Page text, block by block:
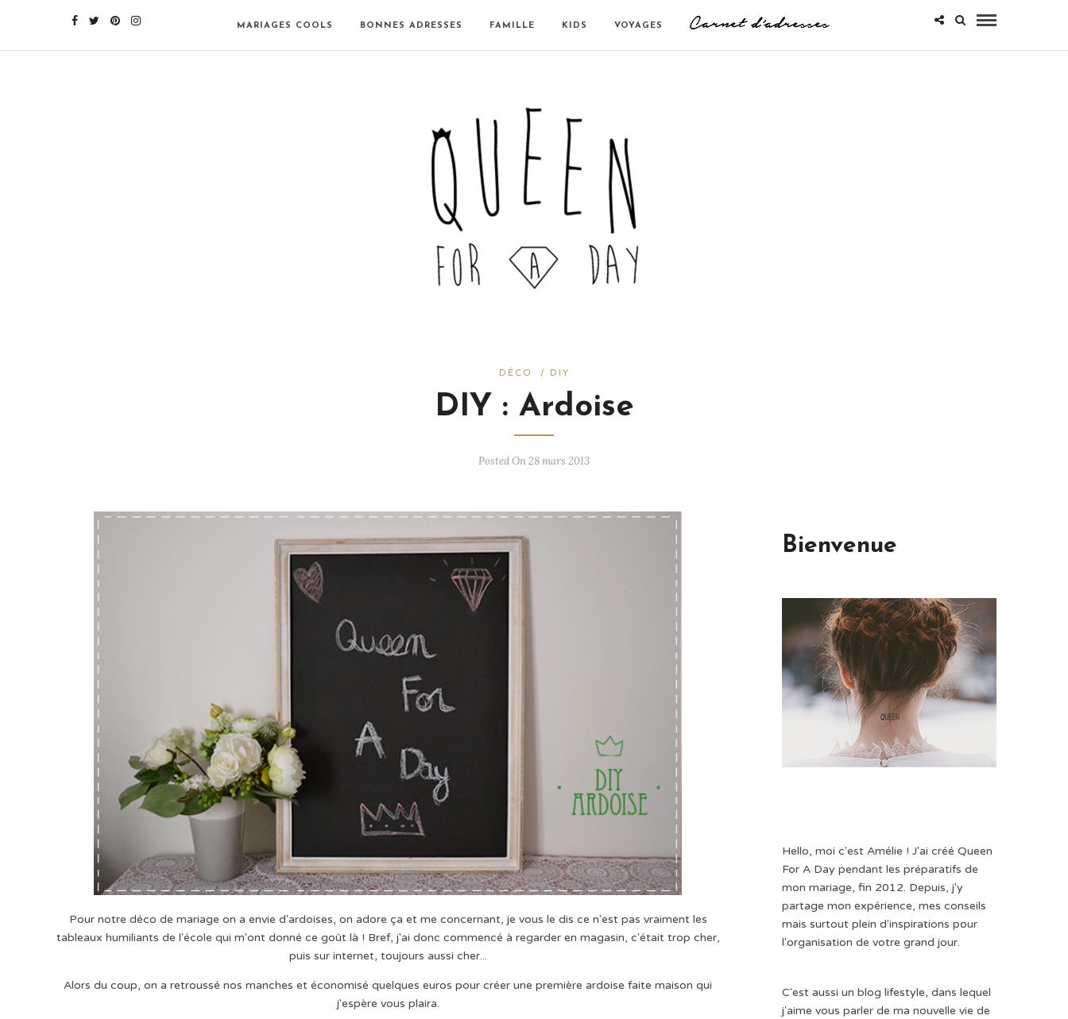
MARIAGES COOLS BONNES ADRESSES FAMILLE KIDS VOYAGES
DÉCO / DIY
DIY : Ardoise
Posted On 28 mars 2013
Pour notre déco de mariage on a envie d'ardoises, on adore ça et me concernant, je vous le dis ce n'est pas vraiment les
tableaux humiliants de l'école qui m'ont donné ce goût là ! Bref, j'ai donc commencé à regarder en magasin, c'était trop cher,
puis sur internet, toujours aussi cher...
Alors du coup, on a retroussé nos manches et économisé quelques euros pour créer une première ardoise faite maison qui
j'espère vous plaira.
Bienvenue
Hello, moi c'est Amélie ! J'ai créé Queen
For A Day pendant les préparatifs de
mon mariage, fin 2012. Depuis, j'y
partage mon expérience, mes conseils
mais surtout plein d'inspirations pour
l'organisation de votre grand jour.
C'est aussi un blog lifestyle, dans lequel
j'aime vous parler de ma nouvelle vie de